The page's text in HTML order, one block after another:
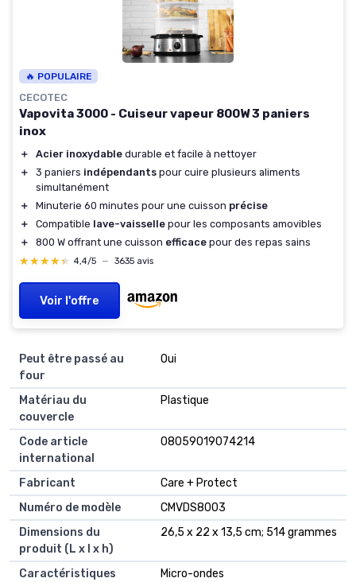
🔥 POPULAIRE
CECOTEC
Vapovita 3000 - Cuiseur vapeur 800W 3 paniers
inox
＋ Acier inoxydable durable et facile à nettoyer
＋
3 paniers indépendants pour cuire plusieurs aliments
simultanément
＋
Minuterie 60 minutes pour une cuisson précise
＋
Compatible lave-vaisselle pour les composants amovibles
＋
800 W offrant une cuisson efficace pour des repas sains
★★★★★
★★★★★ 4,4/5 — 3635 avis
Voir l'offre
Peut être passé au
four
‎Oui
Matériau du
couvercle
‎Plastique
Code article
international
‎08059019074214
Fabricant
‎Care + Protect
Numéro de modèle
‎CMVDS8003
Dimensions du
produit (L x l x h)
‎26,5 x 22 x 13,5 cm; 514 grammes
Caractéristiques
‎Micro-ondes